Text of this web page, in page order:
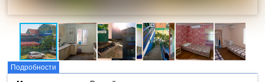
Подробности